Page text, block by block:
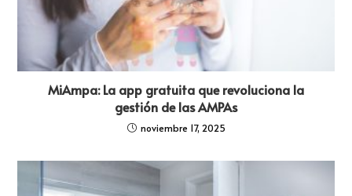
MiAmpa: La app gratuita que revoluciona la
gestión de las AMPAs
noviembre 17, 2025